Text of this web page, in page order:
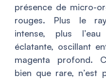
présence de micro-
rouges. Plus le
intense, plus
éclatante, oscillant
magenta profond.
bien que rare, n’est